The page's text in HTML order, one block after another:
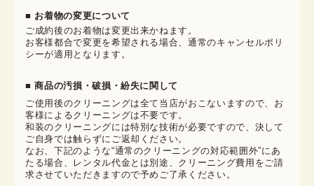
■ お着物の変更について
ご成約後のお着物は変更出来かねます。
お客様都合で変更を希望される場合、通常のキャンセルポリ
シーが適用となります。
■ 商品の汚損・破損・紛失に関して
ご使用後のクリーニングは全て当店がおこないますので、お
客様によるクリーニングは不要です。
和装のクリーニングには特別な技術が必要ですので、決して
ご自身では触らずにご返却ください。
なお、下記のような“通常のクリーニングの対応範囲外”にあ
たる場合、レンタル代金とは別途、クリーニング費用をご請
求させていただきますので予めご了承ください。